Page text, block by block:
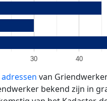
30 40
van
bekend zijn in